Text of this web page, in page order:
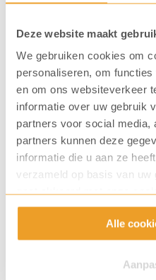
Deze website maakt
We gebruiken cookies om
personaliseren, om
en om ons websiteverkeer
informatie over uw gebruik
partners voor social media,
partners kunnen deze
informatie die u aan ze
verzameld op basis van uw
gaat akkoord met onze
gebruiken.
Alle
pot
(36
st.)
aantal
Om zo lang mogelijk van
genieten is het belangrijk
uitvoert. Hiermee
kwaliteit en voorkomt u
over het belang van
koffiemachine? Neem
experts. Zij vertellen u er
gesprek graag meer over.